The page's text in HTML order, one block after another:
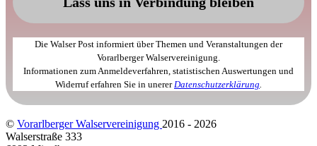
Die Walser Post informiert über Themen und Veranstaltungen der
Vorarlberger Walservereinigung.
Informationen zum Anmeldeverfahren, statistischen Auswertungen und
Widerruf erfahren Sie in unerer Datenschutzerklärung
© Vorarlberger Walservereinigung 2016 - 2026
Walserstraße 333